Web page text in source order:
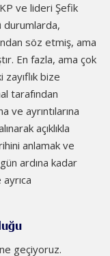
ve lideri Şefik
durumlarda,
söz etmiş, ama
En fazla, ama çok
bize
tarafından
ve ayrıntılarına
açıklıkla
anlamak ve
ardına kadar
geçiyoruz.